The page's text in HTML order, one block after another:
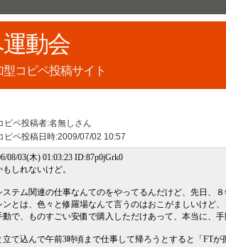
動会
コピペ投稿サイト
ピペ投稿者:名無しさん
ピペ投稿日時:2009/07/02 10:57
08/03(木) 01:03:23 ID:87p0jGrk0
しれないけど。
テム関連の仕事なんてのをやってるんだけど、先日、
とは、色々と修羅場なんて言うのはおこがましいけど、
で、ものすごい安価で購入しただけあって、本当に、手
て込んで午前3時頃まで仕事して帰ろうとすると「FT